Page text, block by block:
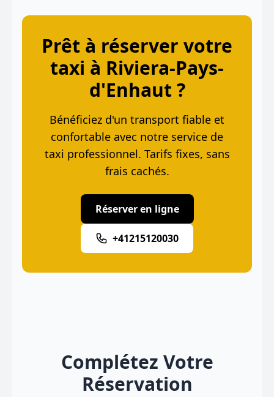
Prêt à réserver votre
taxi à Riviera-Pays-
d'Enhaut ?
Bénéficiez d'un transport fiable et
confortable avec notre service de
taxi professionnel. Tarifs fixes, sans
frais cachés.
Réserver en ligne
+41215120030
Complétez Votre
Réservation